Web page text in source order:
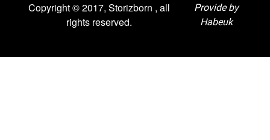
Copyright © 2017, Storizborn , all
rights reserved.
Provide by
Habeuk